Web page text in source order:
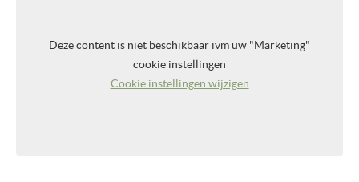
Deze content is niet beschikbaar ivm uw "Marketing"
cookie instellingen
Cookie instellingen wijzigen